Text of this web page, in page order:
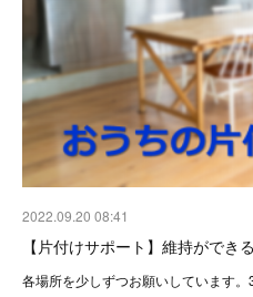
2022.09.20 08:41
【片付けサポート】維持ができ
各場所を少しずつお願いしています